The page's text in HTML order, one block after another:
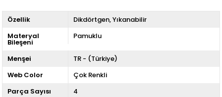
Özellik Dikdörtgen Yıkanabilir
Materyal
Bileşeni
Pamuklu
Menşei
TR - (Türkiye)
Web Color
Çok Renkli
Parça Sayısı
4